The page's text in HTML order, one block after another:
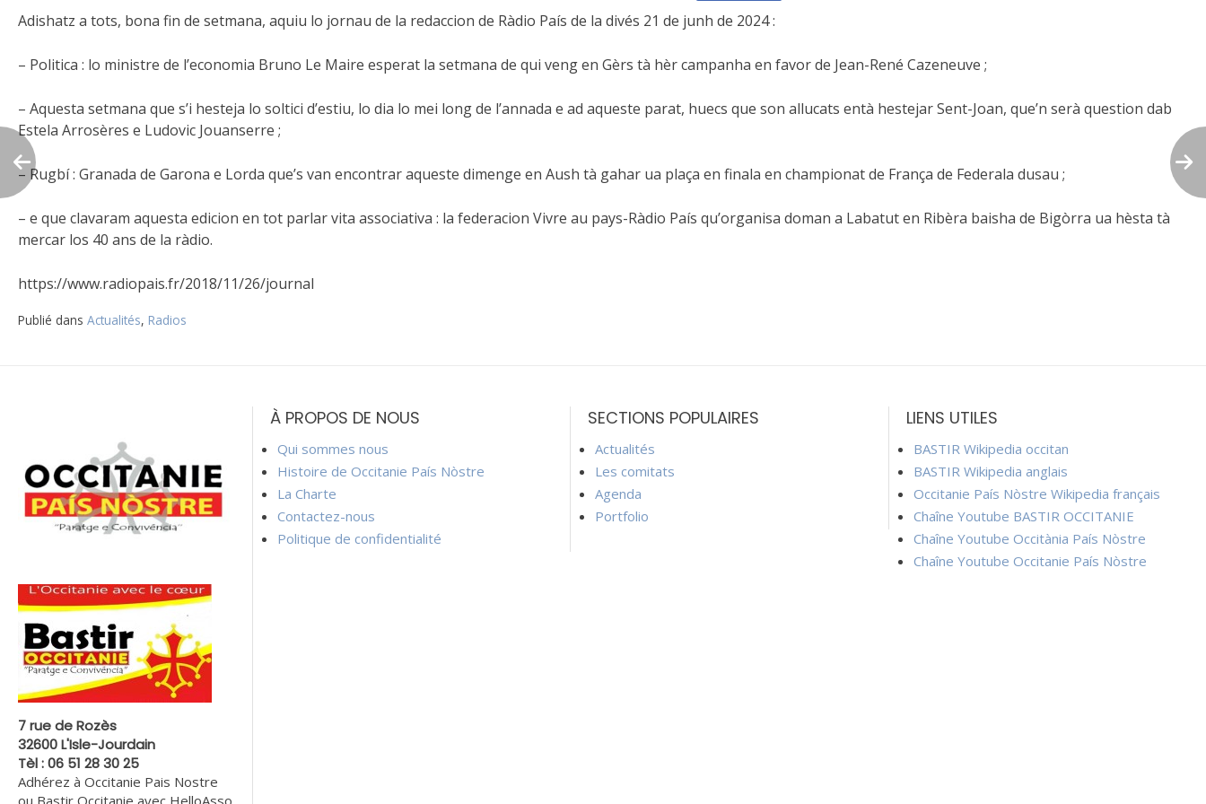
Adishatz a tots, bona fin de setmana, aquiu lo jornau de la redaccion de Ràdio País de la divés 21 de junh de 2024 :
– Politica : lo ministre de l’economia Bruno Le Maire esperat la setmana de qui veng en Gèrs tà hèr campanha en favor de Jean-René Cazeneuve ;
– Aquesta setmana que s’i hesteja lo soltici d’estiu, lo dia lo mei long de l’annada e ad aqueste parat, huecs que son allucats entà hestejar Sent-Joan, que’n serà question dab
Estela Arrosères e Ludovic Jouanserre ;
– Rugbí : Granada de Garona e Lorda que’s van encontrar aqueste dimenge en Aush tà gahar ua plaça en finala en championat de França de Federala dusau ;
– e que clavaram aquesta edicion en tot parlar vita associativa : la federacion Vivre au pays-Ràdio País qu’organisa doman a Labatut en Ribèra baisha de Bigòrra ua hèsta tà
mercar los 40 ans de la ràdio.
https://www.radiopais.fr/2018/11/26/journal
Publié dans Actualités, Radios
l’article
7 rue de Rozès
32600 L'Isle-Jourdain
Tèl : 06 51 28 30 25
Adhérez à Occitanie Pais Nostre
ou Bastir Occitanie avec HelloAsso
À PROPOS DE NOUS
Qui sommes nous
Histoire de Occitanie País Nòstre
La Charte
Contactez-nous
Politique de confidentialité
SECTIONS POPULAIRES
Actualités
Les comitats
Agenda
Portfolio
LIENS UTILES
BASTIR Wikipedia occitan
BASTIR Wikipedia anglais
Occitanie País Nòstre Wikipedia français
Chaîne Youtube BASTIR OCCITANIE
Chaîne Youtube Occitània País Nòstre
Chaîne Youtube Occitanie País Nòstre